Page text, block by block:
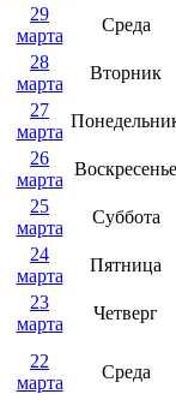
29
марта
Среда
28
марта
Вторник
27
марта
26
марта
Воскресенье
25
марта
Суббота
24
марта
Пятница
23
марта
Четверг
22
марта
Среда